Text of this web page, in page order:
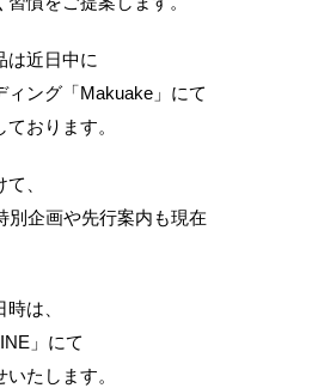
は近日中に
ィング「Makuake」にて
おります。
、
別企画や先行案内も現在
は、
」にて
たします。